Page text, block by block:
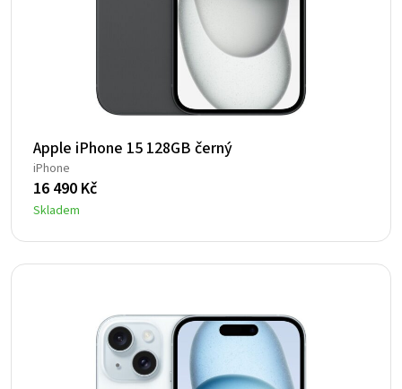
Apple iPhone 15 128GB černý
iPhone
16 490 Kč
Skladem